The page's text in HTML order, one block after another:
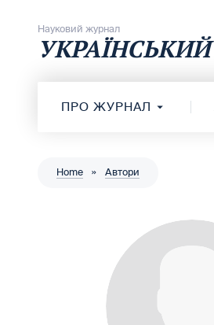
Науковий журнал
ПРО ЖУРНАЛ
Home » Автори